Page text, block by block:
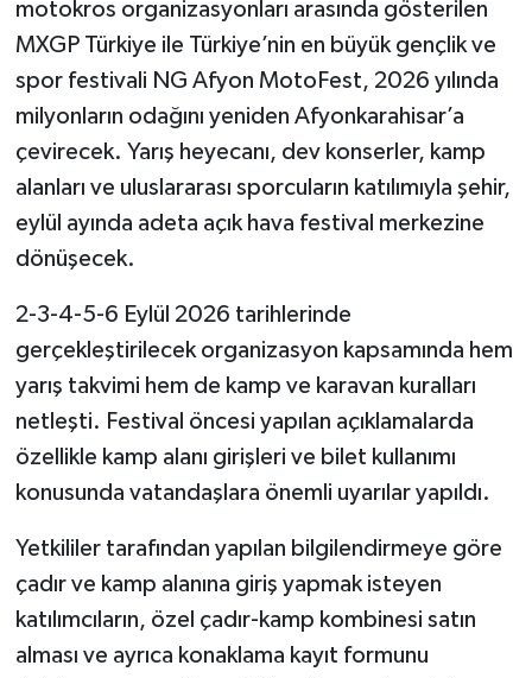
motokros organizasyonları arasında gösterilen
MXGP Türkiye ile Türkiye’nin en büyük gençlik ve
spor festivali NG Afyon MotoFest, 2026 yılında
milyonların odağını yeniden Afyonkarahisar’a
çevirecek. Yarış heyecanı, dev konserler, kamp
alanları ve uluslararası sporcuların katılımıyla şehir,
eylül ayında adeta açık hava festival merkezine
dönüşecek.
2-3-4-5-6 Eylül 2026 tarihlerinde
gerçekleştirilecek organizasyon kapsamında hem
yarış takvimi hem de kamp ve karavan kuralları
netleşti. Festival öncesi yapılan açıklamalarda
özellikle kamp alanı girişleri ve bilet kullanımı
konusunda vatandaşlara önemli uyarılar yapıldı.
Yetkililer tarafından yapılan bilgilendirmeye göre
çadır ve kamp alanına giriş yapmak isteyen
katılımcıların, özel çadır-kamp kombinesi satın
alması ve ayrıca konaklama kayıt formunu